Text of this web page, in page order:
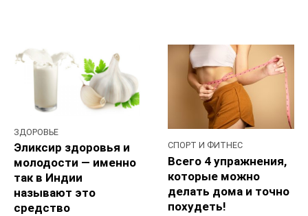
ЗДОРОВЬЕ
Эликсир здоровья и
молодости — именно
так в Индии
называют это
средство
СПОРТ И ФИТНЕС
Всего 4 упражнения,
которые можно
делать дома и точно
похудеть!